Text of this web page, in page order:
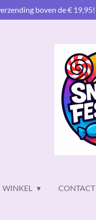
boven de € 19,95!
WINKEL CONTACT